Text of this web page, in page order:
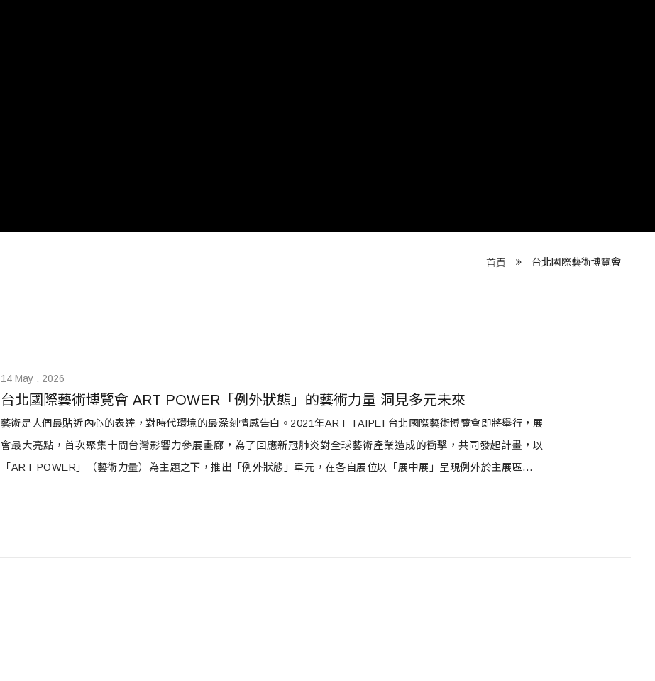
首頁 台北國際藝術博覽會
14 May , 2026
台北國際藝術博覽會 ART POWER「例外狀態」的藝術力量 洞見多元未來
藝術是人們最貼近內心的表達，對時代環境的最深刻情感告白。2021年ART TAIPEI 台北國際藝術博覽會即將舉行，展
會最大亮點，首次聚集十間台灣影響力參展畫廊，為了回應新冠肺炎對全球藝術產業造成的衝擊，共同發起計畫，以
「ART POWER」（藝術力量）為主題之下，推出「例外狀態」單元，在各自展位以「展中展」呈現例外於主展區型態